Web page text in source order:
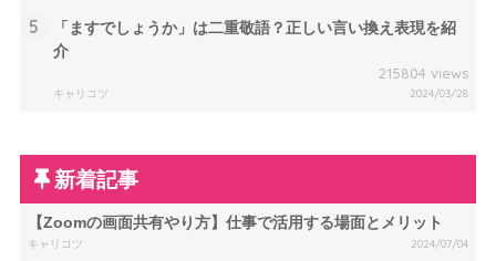
5
「ますでしょうか」は二重敬語？正しい言い換え表現を紹
介
215804 views
キャリコツ 2024/03/28
新着記事
【Zoomの画面共有やり方】仕事で活用する場面とメリット
キャリコツ 2024/07/04